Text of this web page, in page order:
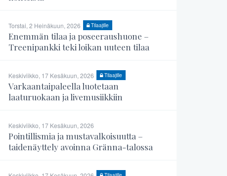
Torstai, 2 Heinäkuun, 2026 Tilaajille
Enemmän tilaa ja poseeraushuone –
Treenipankki teki loikan uuteen tilaa
Keskiviikko, 17 Kesäkuun, 2026 Tilaajille
Varkaantaipaleella luotetaan
laaturuokaan ja livemusiikkiin
Keskiviikko, 17 Kesäkuun, 2026
Pointillismia ja mustavalkoisuutta –
taidenäyttely avoinna Gränna-talossa